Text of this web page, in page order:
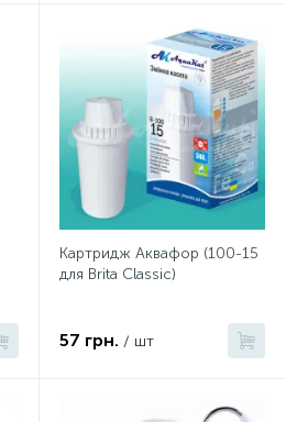
Картридж Аквафор (100-15
для Brita Classic)
57 грн. / шт